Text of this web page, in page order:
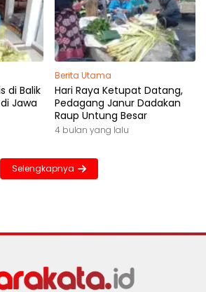
di Balik
Jawa
Berita Utama
Hari Raya Ketupat Datang,
Pedagang Janur Dadakan
Raup Untung Besar
4 bulan yang lalu
Selengkapnya